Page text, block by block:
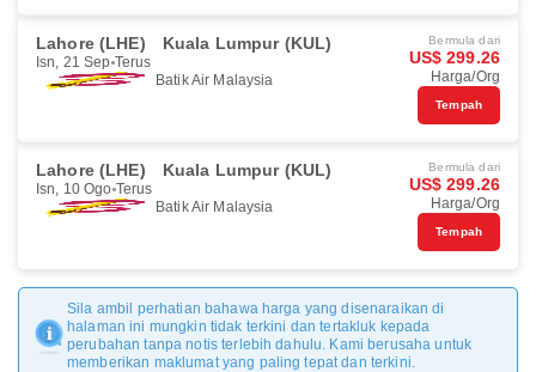
Lahore (LHE) Kuala Lumpur (KUL)
Isn, 21 Sep Terus
Batik Air Malaysia
Bermula dari
US$ 299.26
Harga/Org
Tempah
Lahore (LHE) Kuala Lumpur (KUL)
Isn, 10 Ogo Terus
Batik Air Malaysia
Bermula dari
US$ 299.26
Harga/Org
Tempah
Sila ambil perhatian bahawa harga yang disenaraikan di
halaman ini mungkin tidak terkini dan tertakluk kepada
perubahan tanpa notis terlebih dahulu. Kami berusaha untuk
memberikan maklumat yang paling tepat dan terkini.